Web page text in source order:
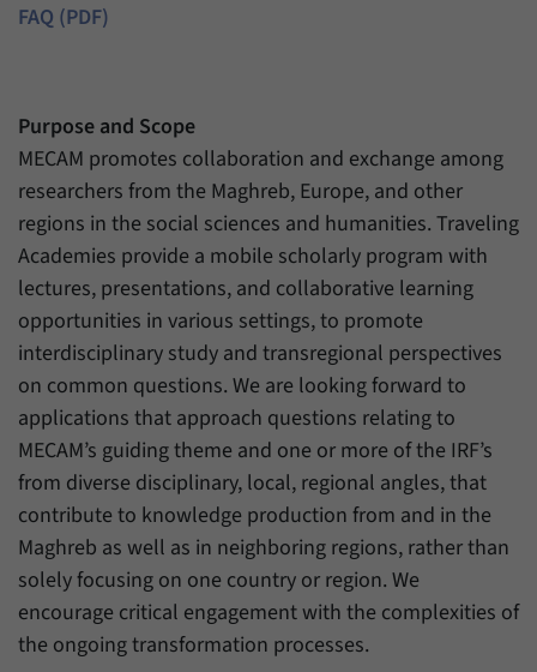
FAQ (PDF)
Purpose and Scope
MECAM promotes collaboration and exchange among
researchers from the Maghreb, Europe, and other
regions in the social sciences and humanities. Traveling
Academies provide a mobile scholarly program with
lectures, presentations, and collaborative learning
opportunities in various settings, to promote
interdisciplinary study and transregional perspectives
on common questions. We are looking forward to
applications that approach questions relating to
MECAM’s guiding theme and one or more of the IRF’s
from diverse disciplinary, local, regional angles, that
contribute to knowledge production from and in the
Maghreb as well as in neighboring regions, rather than
solely focusing on one country or region. We
encourage critical engagement with the complexities of
the ongoing transformation processes.